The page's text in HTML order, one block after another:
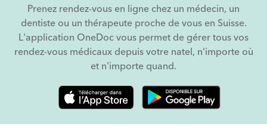
Prenez rendez-vous en ligne chez un médecin, un
dentiste ou un thérapeute proche de vous en Suisse.
L'application OneDoc vous permet de gérer tous vos
rendez-vous médicaux depuis votre natel, n'importe où
et n'importe quand.